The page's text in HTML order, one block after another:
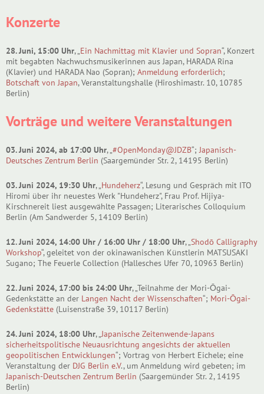
Konzerte
28. Juni, 15:00 Uhr, „Ein Nachmittag mit Klavier und Sopran“, Konzert
mit begabten Nachwuchsmusikerinnen aus Japan, HARADA Rina
(Klavier) und HARADA Nao (Sopran); Anmeldung erforderlich;
Botschaft von Japan, Veranstaltungshalle (Hiroshimastr. 10, 10785
Berlin)
Vorträge und weitere Veranstaltungen
03. Juni 2024, ab 17:00 Uhr, „#OpenMonday@JDZB“;Japanisch-
Deutsches Zentrum Berlin (Saargemünder Str. 2, 14195 Berlin)
03. Juni 2024, 19:30 Uhr, „Hundeherz“, Lesung und Gespräch mit ITO
Hiromi über ihr neuestes Werk "Hundeherz", Frau Prof. Hijiya-
Kirschnereit liest ausgewählte Passagen; Literarisches Colloquium
Berlin (Am Sandwerder 5, 14109 Berlin)
12. Juni 2024, 14:00 Uhr / 16:00 Uhr / 18:00 Uhr, „Shodō Calligraphy
Workshop“, geleitet von der okinawanischen Künstlerin MATSUSAKI
Sugano; The Feuerle Collection (Hallesches Ufer 70, 10963 Berlin)
22. Juni 2024, 17:00 bis 24:00 Uhr, „Teilnahme der Mori-Ōgai-
Gedenkstätte an der Langen Nacht der Wissenschaften“; Mori-Ōgai-
Gedenkstätte (Luisenstraße 39, 10117 Berlin)
24. Juni 2024, 18:00 Uhr, „Japanische Zeitenwende-Japans
sicherheitspolitische Neuausrichtung angesichts der aktuellen
geopolitischen Entwicklungen“; Vortrag von Herbert Eichele; eine
Veranstaltung der DJG Berlin e.V., um Anmeldung wird gebeten; im
Japanisch-Deutschen Zentrum Berlin (Saargemünder Str. 2, 14195
Berlin)